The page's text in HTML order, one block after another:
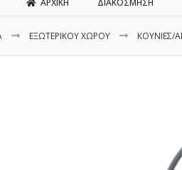
ΕΞΩΤΕΡΙΚΟΥ ΧΩΡΟΥ ΚΟΥΝΙΕΣ/